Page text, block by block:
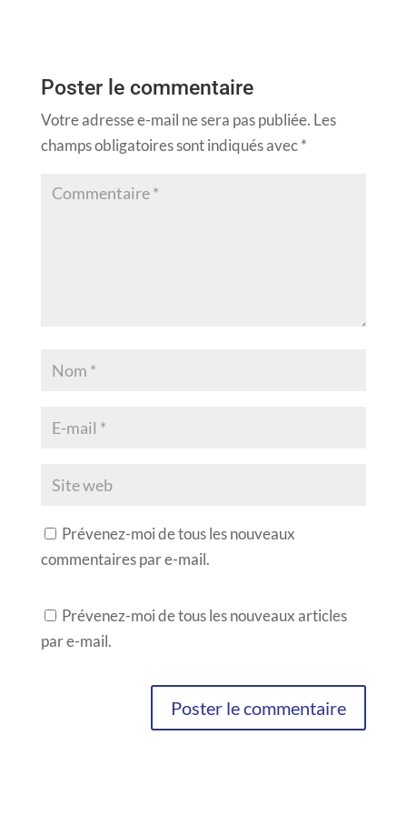
Poster le commentaire
Votre adresse e-mail ne sera pas publiée. Les
champs obligatoires sont indiqués avec*
Prévenez-moi de tous les nouveaux
commentaires par e-mail.
Prévenez-moi de tous les nouveaux articles
par e-mail.